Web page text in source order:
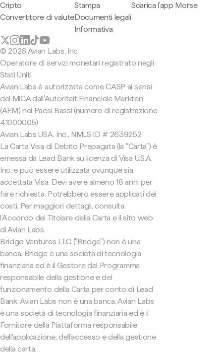
Cripto
Convertitore di valute
Stampa
Documenti legali
Informativa
Scarica l'app Morse
© 2026 Avian Labs, Inc
Operatore di servizi monetari registrato negli
Stati Uniti
Avian Labs è autorizzata come CASP ai sensi
del MiCA dall'Autoriteit Financiële Markten
(AFM) nei Paesi Bassi (numero di registrazione
41000005).
Avian Labs USA, Inc., NMLS ID # 2639252
La Carta Visa di Debito Prepagata (la "Carta") è
emessa da Lead Bank su licenza di Visa U.S.A.
Inc. e può essere utilizzata ovunque sia
accettata Visa. Devi avere almeno 18 anni per
fare richiesta. Potrebbero essere applicati dei
costi. Per maggiori dettagli, consulta
l'Accordo del Titolare della Carta e il sito web
di Avian Labs.
Bridge Ventures LLC ("Bridge") non è una
banca. Bridge è una società di tecnologia
finanziaria ed è il Gestore del Programma
responsabile della gestione e del
funzionamento della Carta per conto di Lead
Bank. Avian Labs non è una banca. Avian Labs
è una società di tecnologia finanziaria ed è il
Fornitore della Piattaforma responsabile
dell'applicazione, dell'accesso e della gestione
della carta.